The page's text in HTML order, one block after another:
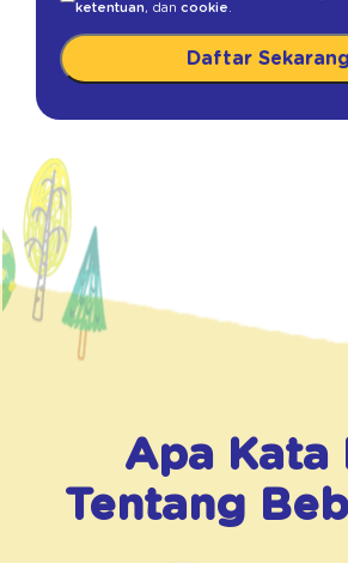
ketentuan, dan cookie
Daftar Sekarang
Apa Kata
Tentang